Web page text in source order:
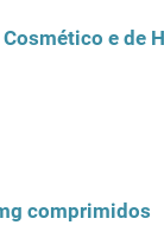
e de
comprimidos